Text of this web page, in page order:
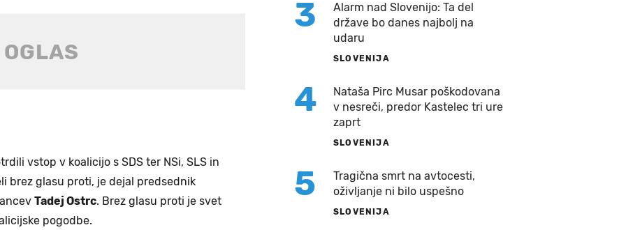
vstop v koalicijo s SDS ter NSi, SLS in
brez glasu proti, je dejal predsednik
Tadej Ostrc. Brez glasu proti je svet
pogodbe.
3
Alarm nad Slovenijo: Ta del
države bo danes najbolj na
udaru
SLOVENIJA
4
Nataša Pirc Musar poškodovana
v nesreči, predor Kastelec tri ure
zaprt
SLOVENIJA
5
Tragična smrt na avtocesti,
oživljanje ni bilo uspešno
SLOVENIJA